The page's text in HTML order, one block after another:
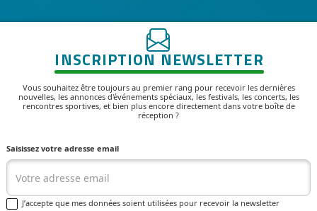
INSCRIPTION NEWSLETTER
Vous souhaitez être toujours au premier rang pour recevoir les dernières
nouvelles, les annonces d'événements spéciaux, les festivals, les concerts, les
rencontres sportives, et bien plus encore directement dans votre boîte de
réception ?
Saisissez votre adresse email
J’accepte que mes données soient utilisées pour recevoir la newsletter